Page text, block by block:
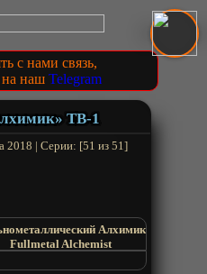
с нами связь,
на наш Telegram
ТВ-1
2018 | Серии: [51 из 51]
Алхимик
Fullmetal Alchemist